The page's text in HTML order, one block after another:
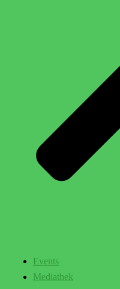
Events
Mediathek